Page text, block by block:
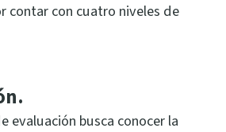
contar con cuatro niveles de
evaluación busca conocer la